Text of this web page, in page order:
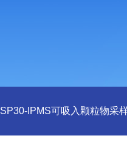
SP30-IPMS可吸入颗粒物采